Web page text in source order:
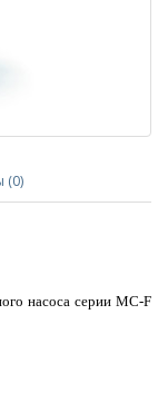
(0)
насоса серии MC-F